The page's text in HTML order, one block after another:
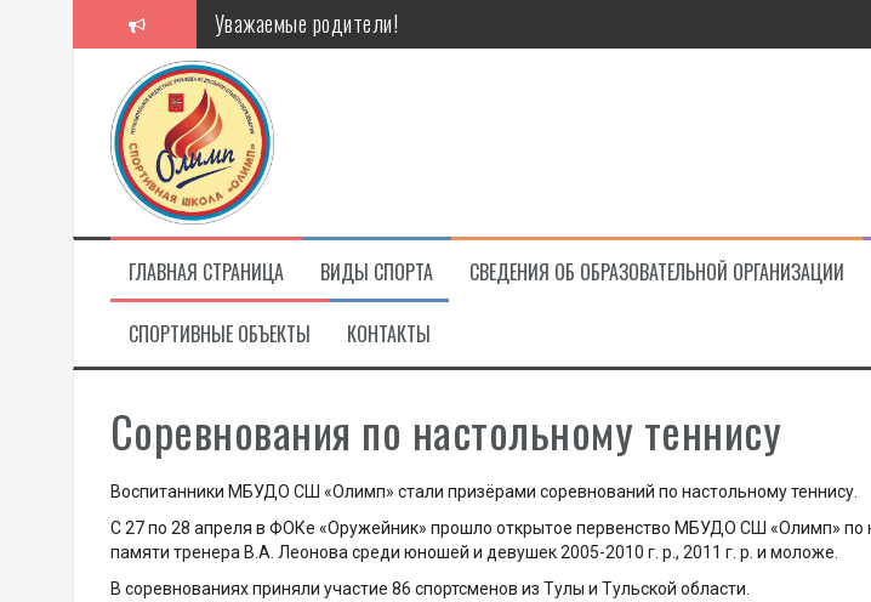
Уважаемые родители!
Алкоголь — путь в никуда
Решение спора без суда
Проголосуй за объекты благоустройства!
ГЛАВНАЯ СТРАНИЦА ВИДЫ СПОРТА СВЕДЕНИЯ ОБ ОБРАЗОВАТЕЛЬНОЙ ОРГАНИЗАЦИИ
СПОРТИВНЫЕ ОБЪЕКТЫ КОНТАКТЫ
Соревнования по настольному теннису
Воспитанники МБУДО СШ «Олимп» стали призёрами соревнований по настольному теннису.
С 27 по 28 апреля в ФОКе «Оружейник» прошло открытое первенство МБУДО СШ «Олимп» по
памяти тренера В.А. Леонова среди юношей и девушек 2005-2010 г. р., 2011 г. р. и моложе.
В соревнованиях приняли участие 86 спортсменов из Тулы и Тульской области.